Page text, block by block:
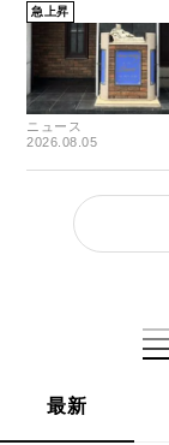
急上昇
ニュース
2026.08.05
最新